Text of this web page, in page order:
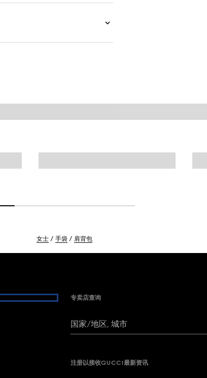
女士 手袋 肩背包
专卖店查询
国家/地区, 城市
注册以接收GUCCI最新资讯